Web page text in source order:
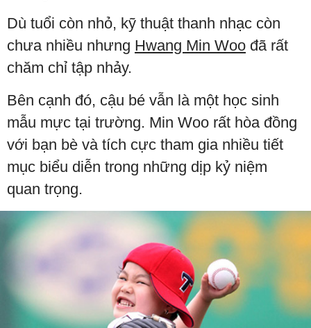
Dù tuổi còn nhỏ, kỹ thuật thanh nhạc còn
chưa nhiều nhưng Hwang Min Woo đã rất
chăm chỉ tập nhảy.
Bên cạnh đó, cậu bé vẫn là một học sinh
mẫu mực tại trường. Min Woo rất hòa đồng
với bạn bè và tích cực tham gia nhiều tiết
mục biểu diễn trong những dịp kỷ niệm
quan trọng.